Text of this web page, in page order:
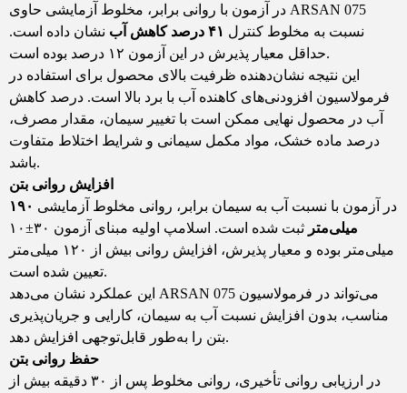
در آزمون با روانی برابر، مخلوط آزمایشی حاوی ARSAN 075
نسبت به مخلوط کنترل ۴۱ درصد کاهش آب نشان داده است.
حداقل معیار پذیرش در این آزمون ۱۲ درصد بوده است.
این نتیجه نشان‌دهنده ظرفیت بالای محصول برای استفاده در
فرمولاسیون افزودنی‌های کاهنده آب با برد بالا است. درصد کاهش
آب در محصول نهایی ممکن است با تغییر سیمان، مقدار مصرف،
درصد ماده خشک، مواد مکمل سیمانی و شرایط اختلاط متفاوت
باشد.
افزایش روانی بتن
در آزمون با نسبت آب به سیمان برابر، روانی مخلوط آزمایشی ۱۹۰
میلی‌متر
ثبت شده است. اسلامپ اولیه مبنای آزمون ۳۰±۱۰
میلی‌متر بوده و معیار پذیرش، افزایش روانی بیش از ۱۲۰ میلی‌متر
تعیین شده است.
این عملکرد نشان می‌دهد ARSAN 075 می‌تواند در فرمولاسیون
مناسب، بدون افزایش نسبت آب به سیمان، کارایی و جریان‌پذیری
بتن را به‌طور قابل‌توجهی افزایش دهد.
حفظ روانی بتن
در ارزیابی روانی تأخیری، روانی مخلوط پس از ۳۰ دقیقه بیش از